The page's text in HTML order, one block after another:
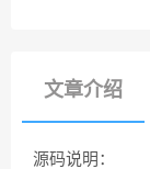
文章介绍
源码说明：